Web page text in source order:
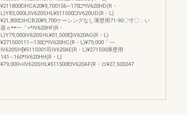
¥211800EIHCA20¥9,700156∼170□*IV620HD(R・
L)Y83,000LIIV620SHL¥511500□IV620UD(R・L)
¥21,800□IHCB20¥9,700ケーシングなし薄壁用71-90〇寸〇．い
器ｏ︼一「=*IV620HF(R・
L)Y79,000iV620SHL¥51,500E]iV620AG(R・L)
¥271500111∼130□*IV620HC(R・L)¥79,000「￢
lV620SH[¥5115001司iV620AE(R・L)¥271500厚壁用
141∼160*IV620HH(R・L)
¥79,000=iIV620SHL¥511500ElV620AF(R・ロ¥27,500247